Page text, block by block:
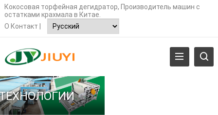
Кокосовая торфейная дегидратор, Производитель машин с
остатками крахмала в Китае.
О Контакт